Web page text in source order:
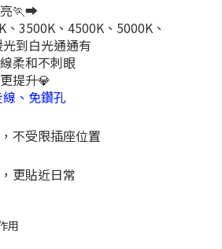
🏃‍➡
、3500K、4500K、5000K、
到白光通通有
柔和不刺眼
提升💎
、免鑽孔
不受限插座位置
更貼近日常
用